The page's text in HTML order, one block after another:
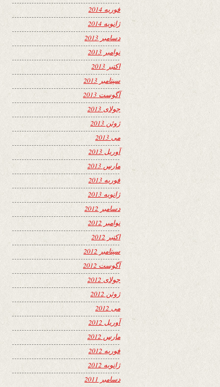
فوریه 2014
ژانویه 2014
دسامبر 2013
نوامبر 2013
اکتبر 2013
سپتامبر 2013
آگوست 2013
جولای 2013
ژوئن 2013
می 2013
آوریل 2013
مارس 2013
فوریه 2013
ژانویه 2013
دسامبر 2012
نوامبر 2012
اکتبر 2012
سپتامبر 2012
آگوست 2012
جولای 2012
ژوئن 2012
می 2012
آوریل 2012
مارس 2012
فوریه 2012
ژانویه 2012
دسامبر 2011